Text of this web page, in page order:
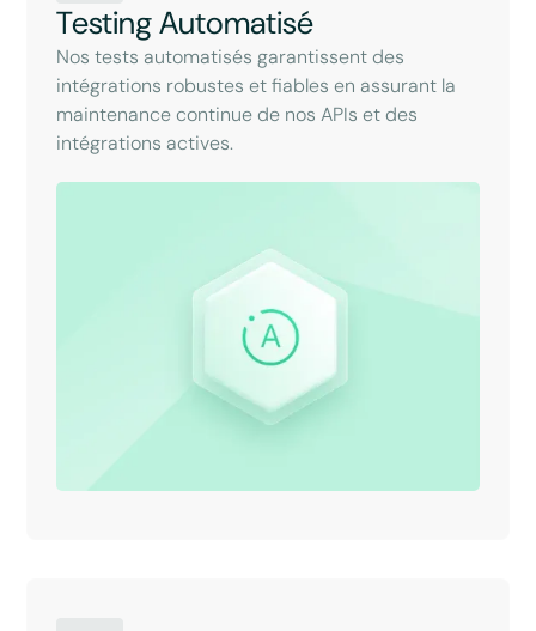
Testing Automatisé
Nos tests automatisés garantissent des
intégrations robustes et fiables en assurant la
maintenance continue de nos APIs et des
intégrations actives.